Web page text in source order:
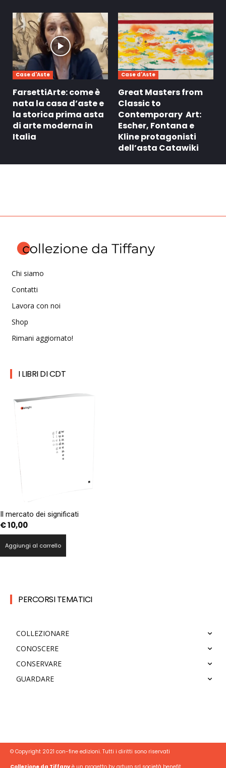
Case d'Aste
FarsettiArte: come è
nata la casa d’aste e
la storica prima asta
di arte moderna in
Italia
Case d'Aste
Great Masters from
Classic to
Contemporary Art:
Escher, Fontana e
Kline protagonisti
dell’asta Catawiki
Chi siamo
Contatti
Lavora con noi
Shop
Rimani aggiornato!
I LIBRI DI CDT
Il mercato dei significati
€10,00
Aggiungi al carrello
PERCORSI TEMATICI
COLLEZIONARE
CONOSCERE
CONSERVARE
GUARDARE
© Copyright 2021 con-fine edizioni. Tutti i diritti sono riservati